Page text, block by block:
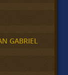
GABRIEL